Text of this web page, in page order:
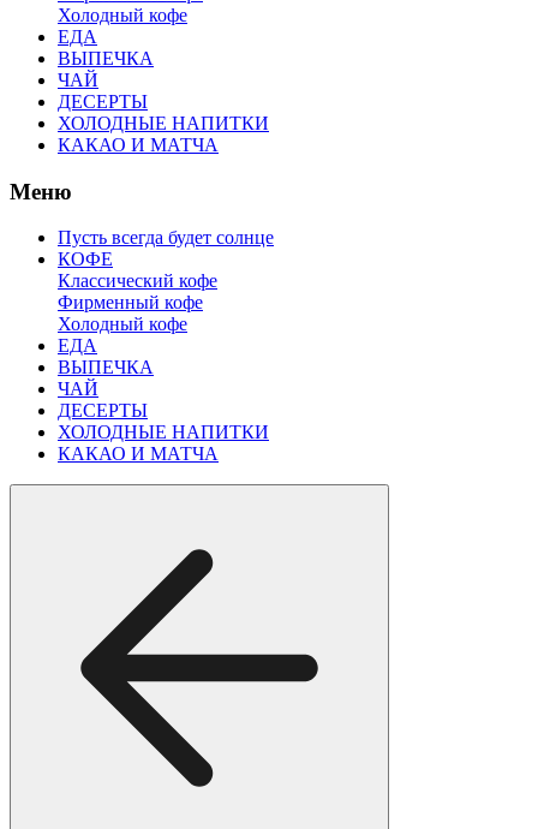
Холодный кофе
ЕДА
ВЫПЕЧКА
ЧАЙ
ДЕСЕРТЫ
ХОЛОДНЫЕ НАПИТКИ
КАКАО И МАТЧА
Меню
Пусть всегда будет солнце
КОФЕ
Классический кофе
Фирменный кофе
Холодный кофе
ЕДА
ВЫПЕЧКА
ЧАЙ
ДЕСЕРТЫ
ХОЛОДНЫЕ НАПИТКИ
КАКАО И МАТЧА